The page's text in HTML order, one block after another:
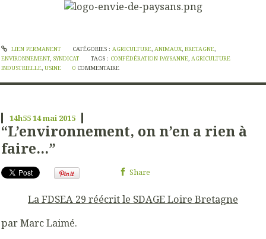
LIEN PERMANENT CATÉGORIES : AGRICULTURE, ANIMAUX, BRETAGNE,
ENVIRONNEMENT, SYNDICAT TAGS : CONFÉDÉRATION PAYSANNE, AGRICULTURE
INDUSTRIELLE, USINE 0 COMMENTAIRE
14h5514mai 2015
“L’environnement, on n’en a rien à
faire…”
Share
La FDSEA 29 réécrit le SDAGE Loire Bretagne
par Marc Laimé.